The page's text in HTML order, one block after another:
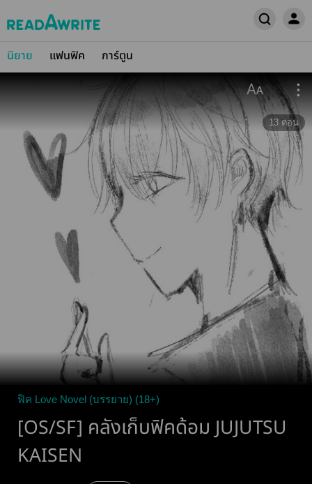
นิยาย แฟนฟิค การ์ตูน
13 ตอน
ฟิค Love Novel (บรรยาย) (18+)
[OS/SF] คลังเก็บฟิคด้อม JUJUTSU
KAISEN